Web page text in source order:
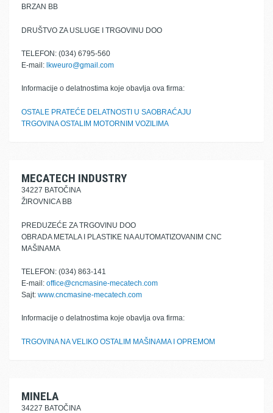
BRZAN BB
DRUŠTVO ZA USLUGE I TRGOVINU DOO
TELEFON: (034) 6795-560
E-mail: lkweuro@gmail.com
Informacije o delatnostima koje obavlja ova firma:
OSTALE PRATEĆE DELATNOSTI U SAOBRAĆAJU
TRGOVINA OSTALIM MOTORNIM VOZILIMA
MECATECH INDUSTRY
34227 BATOČINA
ŽIROVNICA BB
PREDUZEĆE ZA TRGOVINU DOO
OBRADA METALA I PLASTIKE NA AUTOMATIZOVANIM CNC
MAŠINAMA
TELEFON: (034) 863-141
E-mail: office@cncmasine-mecatech.com
Sajt: www.cncmasine-mecatech.com
Informacije o delatnostima koje obavlja ova firma:
TRGOVINA NA VELIKO OSTALIM MAŠINAMA I OPREMOM
MINELA
34227 BATOČINA